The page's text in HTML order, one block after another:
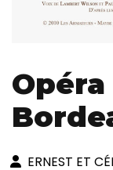
ERNEST ET